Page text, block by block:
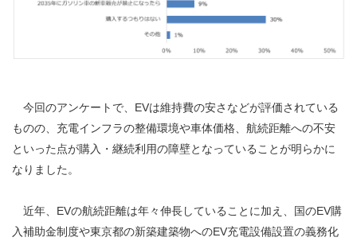
今回のアンケートで、EVは維持費の安さなどが評価されている
ものの、充電インフラの整備環境や車体価格、航続距離への不安
といった点が購入・継続利用の障壁となっていることが明らかに
なりました。
近年、EVの航続距離は年々伸長していることに加え、国のEV購
入補助金制度や東京都の新築建築物へのEV充電設備設置の義務化